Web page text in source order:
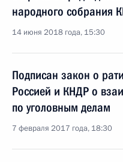
народного собрания
14 июня 2018 года, 15:30
Подписан закон о
Россией и КНДР о
по уголовным делам
7 февраля 2017 года, 18:30